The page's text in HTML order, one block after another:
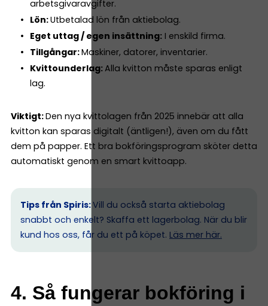
arbetsgivaravgifter.
Lön:Utbetalad lön från aktiebolag.
Eget uttag / egen insättning:I enskild firma.
Tillgångar:Maskiner, datorer, inventarier.
Kvittounderlag:Alla kvitton måste sparas enligt
lag.
Viktigt:Den nya kvittolagen från 2025 innebär att alla
kvitton kan sparas digitalt (äntligen!), även om du fått
dem på papper. Ett bra bokföringsprogram sköter detta
automatiskt genom en smart kvittoapp.
Tips från Spiris:Vill du också starta aktiebolag
snabbt och enkelt? Skaffa ett lagerbolag. När du blir
kund hos oss, får du ett på köpet. Läs mer här.
4. Så fungerar bokföring i